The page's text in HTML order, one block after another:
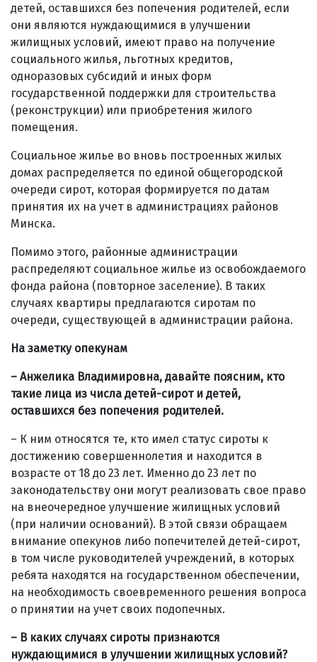
детей, оставшихся без попечения родителей, если
они являются нуждающимися в улучшении
жилищных условий, имеют право на получение
социального жилья, льготных кредитов,
одноразовых субсидий и иных форм
государственной поддержки для строительства
(реконструкции) или приобретения жилого
помещения.
Социальное жилье во вновь построенных жилых
домах распределяется по единой общегородской
очереди сирот, которая формируется по датам
принятия их на учет в администрациях районов
Минска.
Помимо этого, районные администрации
распределяют социальное жилье из освобождаемого
фонда района (повторное заселение). В таких
случаях квартиры предлагаются сиротам по
очереди, существующей в администрации района.
На заметку опекунам
– Анжелика Владимировна, давайте поясним, кто
такие лица из числа детей-сирот и детей,
оставшихся без попечения родителей.
– К ним относятся те, кто имел статус сироты к
достижению совершеннолетия и находится в
возрасте от 18 до 23 лет. Именно до 23 лет по
законодательству они могут реализовать свое право
на внеочередное улучшение жилищных условий
(при наличии оснований). В этой связи обращаем
внимание опекунов либо попечителей детей-сирот,
в том числе руководителей учреждений, в которых
ребята находятся на государственном обеспечении,
на необходимость своевременного решения вопроса
о принятии на учет своих подопечных.
– В каких случаях сироты признаются
нуждающимися в улучшении жилищных условий?